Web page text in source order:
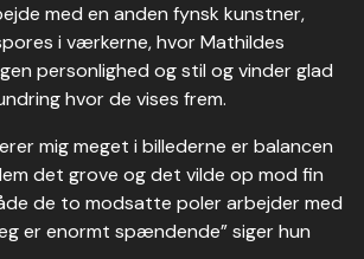
med en anden fynsk kunstner,
i værkerne, hvor Mathildes
personlighed og stil og vinder glad
hvor de vises frem.
mig meget i billederne er balancen
det grove og det vilde op mod fin
de to modsatte poler arbejder med
er enormt spændende” siger hun